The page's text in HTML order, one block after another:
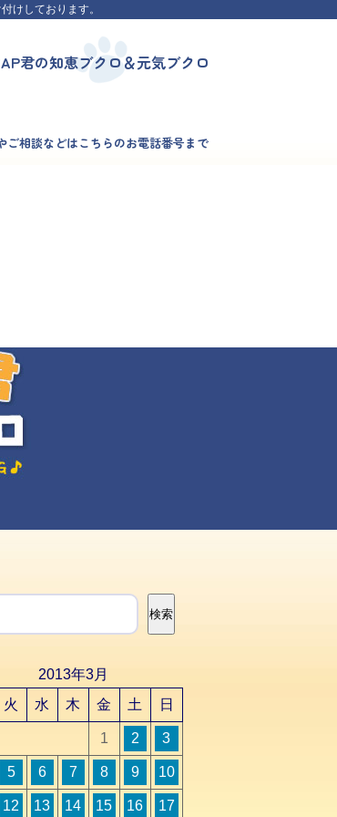
けしております。
君の知恵ブクロ＆元気ブクロ
ご相談などはこちらのお電話番号まで
検索
2013年3月
火 水 木 金 土 日
1 2 3
5 6 7 8 9 10
12 13 14 15 16 17